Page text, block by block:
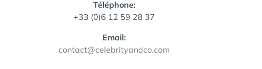
Téléphone:
+33 (0)6 12 59 28 37
Email:
contact@celebrityandco.com